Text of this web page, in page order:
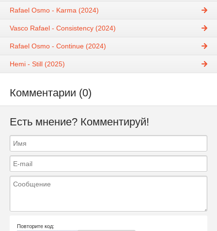
Rafael Osmo - Karma (2024)
Vasco Rafael - Consistency (2024)
Rafael Osmo - Continue (2024)
Hemi - Still (2025)
Комментарии (0)
Есть мнение? Комментируй!
Повторите код: